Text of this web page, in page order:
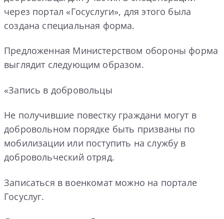
через портал «Госуслуги», для этого была
создана специальная форма.
Предложенная Министерством обороны форма
выглядит следующим образом.
«Запись в добровольцы
Не получившие повестку граждани могут в
добровольном порядке быть призваны по
мобилизации или поступить на службу в
добровольческий отряд.
Записаться в военкомат можно на портале
Госуслуг.